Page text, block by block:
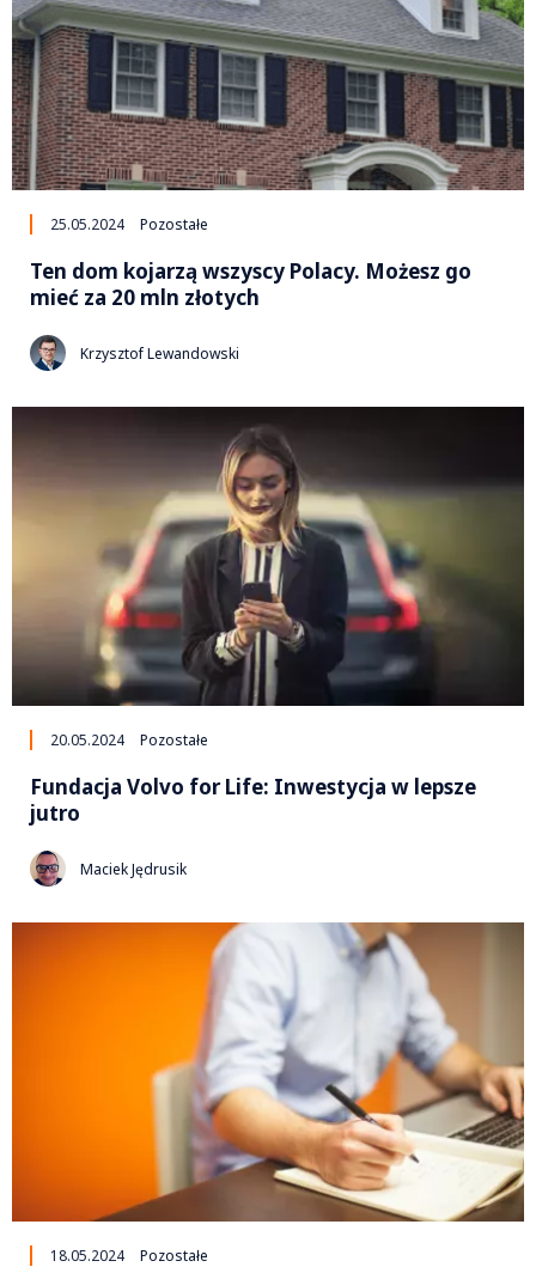
25.05.2024 Pozostałe
Ten dom kojarzą wszyscy Polacy. Możesz go
mieć za 20 mln złotych
Krzysztof Lewandowski
20.05.2024 Pozostałe
Fundacja Volvo for Life: Inwestycja w lepsze
jutro
Maciek Jędrusik
18.05.2024 Pozostałe